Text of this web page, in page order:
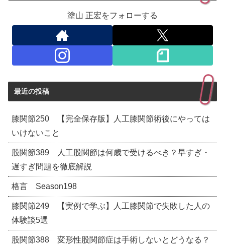
塗山 正宏をフォローする
最近の投稿
膝関節250 【完全保存版】人工膝関節術後にやっては
いけないこと
股関節389 人工股関節は何歳で受けるべき？早すぎ・
遅すぎ問題を徹底解説
格言 Season198
膝関節249 【実例で学ぶ】人工膝関節で失敗した人の
体験談5選
股関節388 変形性股関節症は手術しないとどうなる？